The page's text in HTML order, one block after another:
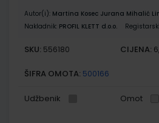
Autor(i): Martina Kosec Jurana Mihalić
Nakladnik: PROFIL KLETT d.o.o.
SKU: 556180 CIJENA:
ŠIFRA OMOTA: 500166
Udžbenik Omot